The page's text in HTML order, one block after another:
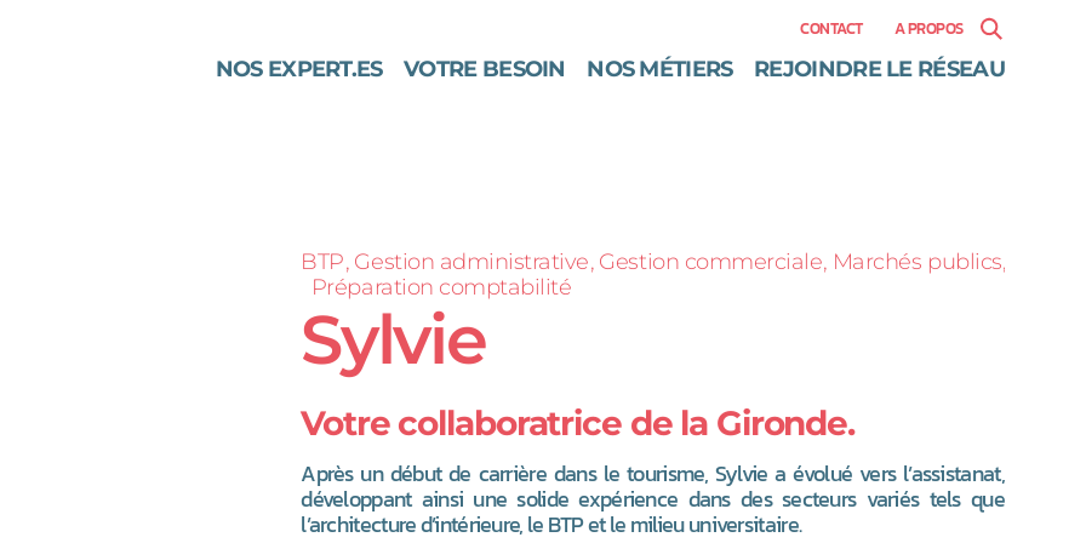
NOS EXPERT.ES VOTRE BESOIN NOS MÉTIERS REJOINDRE LE RÉSEAU
CONTACT A PROPOS
Sylvie
Votre collaboratrice de la Gironde.
Après un début de carrière dans le tourisme, Sylvie a évolué vers l’assistanat,
développant ainsi une solide expérience dans des secteurs variés tels que
l’architecture d’intérieure, le BTP et le milieu universitaire.
BTP Gestion administrative Gestion commerciale Marchés publics
Préparation comptabilité